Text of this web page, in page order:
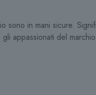
sono in mani sicure.
appassionati del